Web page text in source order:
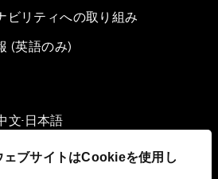
ェブサイトはCookieを使用し
ビリティへの取り組み
(英語のみ)
文▪ 日本語